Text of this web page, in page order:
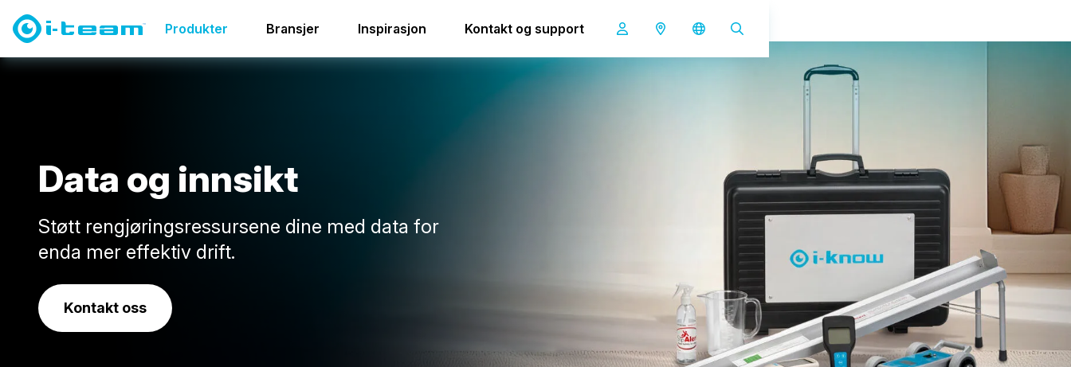
Produkter Bransjer Inspirasjon Kontakt og support
Data og innsikt
Data og innsikt
Støtt rengjøringsressursene dine med data for
enda mer effektiv drift.
Kontakt oss